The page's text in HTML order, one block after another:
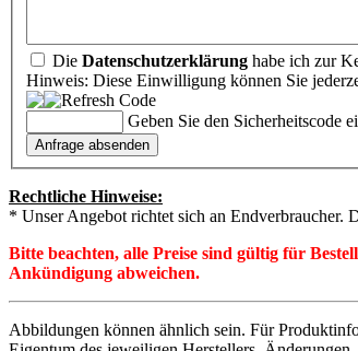
Die Datenschutzerklärung habe ich zur
Hinweis: Diese Einwilligung können Sie
Geben Sie den Sicherheitscode
Rechtliche Hinweise:
* Unser Angebot richtet sich an Endverbraucher.
Bitte beachten, alle Preise sind gültig für
Ankündigung abweichen.
Abbildungen können ähnlich sein. Für